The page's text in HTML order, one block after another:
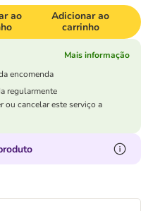
ao
Adicionar ao
carrinho
Mais informação
encomenda
regularmente
ou cancelar este serviço a